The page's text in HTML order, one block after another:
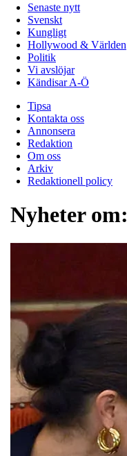
Senaste nytt
Svenskt
Kungligt
Hollywood & Världen
Politik
Vi avslöjar
Kändisar A-Ö
Tipsa
Kontakta oss
Annonsera
Redaktion
Om oss
Arkiv
Redaktionell policy
Nyheter om: